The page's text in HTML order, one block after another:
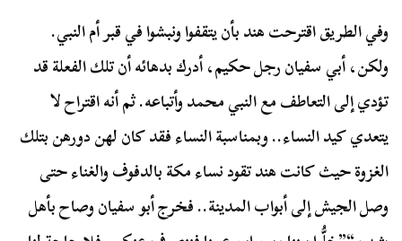
وفي الطريق اقترحت هند بأن يتقفوا ونبشوا في قبر أم النبي.
ولكن، أبي سفيان رجل حكيم، أدرك بدهائه أن تلك الفعلة قد
تؤدي إلى التعاطف مع النبي محمد وأتباعه. ثم أنه اقتراح لا
يتعدي كيد النساء.. وبمناسبة النساء فقد كان لهن دورهن بتلك
الغزوة حيث كانت هند تقود نساء مكة بالدفوف والغناء حتى
وصل الجيش إلى أبواب المدينة.. فخرج أبو سفيان وصاح بأهل